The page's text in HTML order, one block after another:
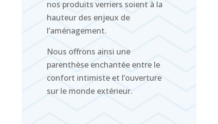
nos produits verriers soient à la
hauteur des enjeux de
l’aménagement.
Nous offrons ainsi une
parenthèse enchantée entre le
confort intimiste et l’ouverture
sur le monde extérieur.